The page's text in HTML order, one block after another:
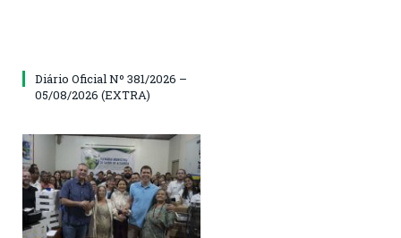
Diário Oficial Nº 381/2026 –
05/08/2026 (EXTRA)